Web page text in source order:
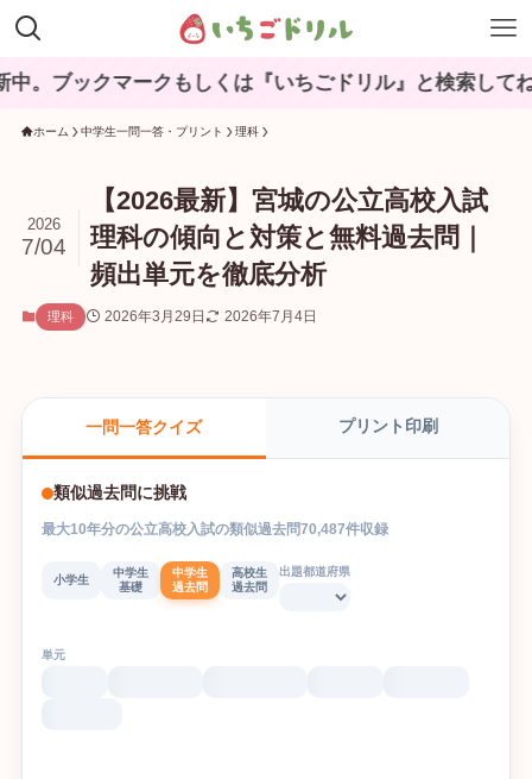
ークもしくは『いちごドリル』と検索してね♪
ホーム 中学生一問一答・プリント 理科
【2026最新】宮城の公立高校入試
理科の傾向と対策と無料過去問｜
頻出単元を徹底分析
2026
7/04
理科 2026年3月29日 2026年7月4日
一問一答クイズ プリント印刷
類似過去問に挑戦
最大10年分の公立高校入試の類似過去問70,487件収録
小学生
中学生
基礎
中学生
過去問
高校生
過去問
出題都道府県
単元